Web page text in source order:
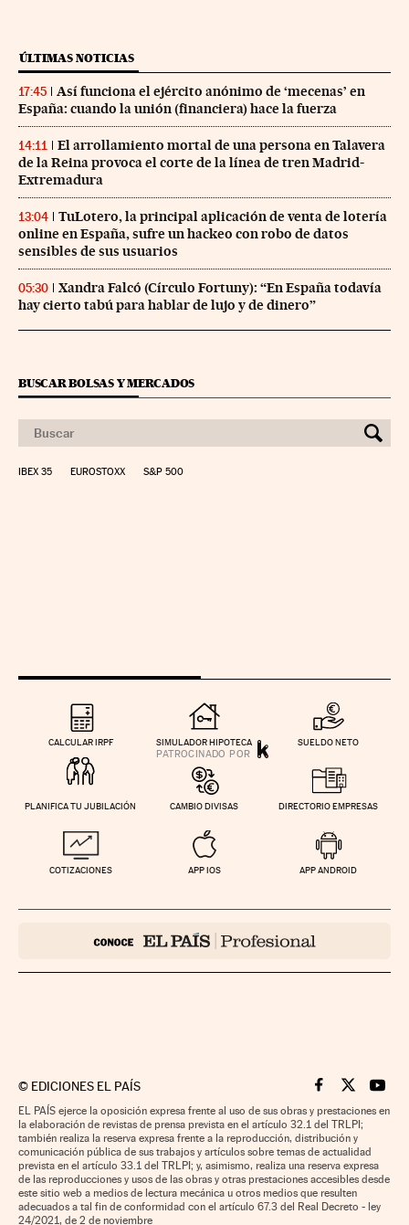
ÚLTIMAS NOTICIAS
17:45
Así funciona el ejército anónimo de ‘mecenas’ en
España: cuando la unión (financiera) hace la fuerza
14:11
El arrollamiento mortal de una persona en Talavera
de la Reina provoca el corte de la línea de tren Madrid-
Extremadura
13:04
TuLotero, la principal aplicación de venta de lotería
online en España, sufre un hackeo con robo de datos
sensibles de sus usuarios
05:30
Xandra Falcó (Círculo Fortuny): “En España todavía
hay cierto tabú para hablar de lujo y de dinero”
BUSCAR BOLSAS Y MERCADOS
IBEX 35 EUROSTOXX S&P 500
CALCULAR IRPF SIMULADOR HIPOTECA SUELDO NETO
PLANIFICA TU JUBILACIÓN CAMBIO DIVISAS DIRECTORIO EMPRESAS
COTIZACIONES APP IOS APP ANDROID
© EDICIONES EL PAÍS Cinco Días en
Cinco Días
Cinco
EL PAÍS ejerce la oposición expresa frente al uso de sus obras y prestaciones en
la elaboración de revistas de prensa prevista en el artículo 32.1 del TRLPI;
también realiza la reserva expresa frente a la reproducción, distribución y
comunicación pública de sus trabajos y artículos sobre temas de actualidad
prevista en el artículo 33.1 del TRLPI; y, asimismo, realiza una reserva expresa
de las reproducciones y usos de las obras y otras prestaciones accesibles desde
este sitio web a medios de lectura mecánica u otros medios que resulten
adecuados a tal fin de conformidad con el artículo 67.3 del Real Decreto - ley
24/2021, de 2 de noviembre